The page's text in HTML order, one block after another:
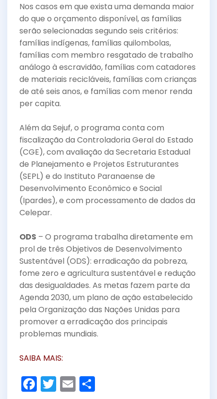
Nos casos em que exista uma demanda maior
do que o orçamento disponível, as famílias
serão selecionadas segundo seis critérios:
famílias indígenas, famílias quilombolas,
famílias com membro resgatado de trabalho
análogo à escravidão, famílias com catadores
de materiais recicláveis, famílias com crianças
de até seis anos, e famílias com menor renda
per capita.
Além da Sejuf, o programa conta com
fiscalização da Controladoria Geral do Estado
(CGE), com avaliação da Secretaria Estadual
de Planejamento e Projetos Estruturantes
(SEPL) e do Instituto Paranaense de
Desenvolvimento Econômico e Social
(Ipardes), e com processamento de dados da
Celepar.
ODS – O programa trabalha diretamente em
prol de três Objetivos de Desenvolvimento
Sustentável (ODS): erradicação da pobreza,
fome zero e agricultura sustentável e redução
das desigualdades. As metas fazem parte da
Agenda 2030, um plano de ação estabelecido
pela Organização das Nações Unidas para
promover a erradicação dos principais
problemas mundiais.
SAIBA MAIS:
F T E